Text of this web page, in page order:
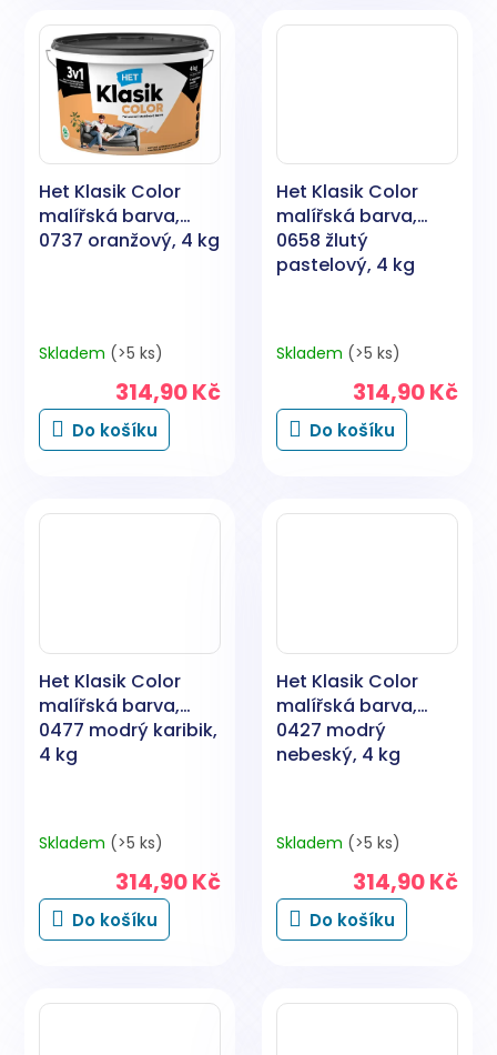
Het Klasik Color
malířská barva,
0737 oranžový, 4 kg
Skladem (>5 ks)
314,90 Kč
Do košíku
Het Klasik Color
malířská barva,
0658 žlutý
pastelový, 4 kg
Skladem (>5 ks)
314,90 Kč
Do košíku
Het Klasik Color
malířská barva,
0477 modrý karibik,
4 kg
Skladem (>5 ks)
314,90 Kč
Do košíku
Het Klasik Color
malířská barva,
0427 modrý
nebeský, 4 kg
Skladem (>5 ks)
314,90 Kč
Do košíku